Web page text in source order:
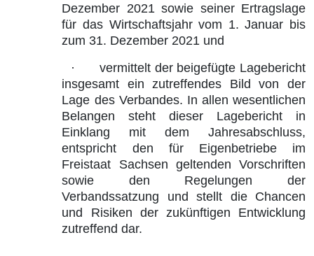
Dezember 2021 sowie seiner Ertragslage
für das Wirtschaftsjahr vom 1. Januar bis
zum 31. Dezember 2021 und
·
vermittelt der beigefügte Lagebericht
insgesamt ein zutreffendes Bild von der
Lage des Verbandes. In allen wesentlichen
Belangen steht dieser Lagebericht in
Einklang mit dem Jahresabschluss,
entspricht den für Eigenbetriebe im
Freistaat Sachsen geltenden Vorschriften
sowie den Regelungen der
Verbandssatzung und stellt die Chancen
und Risiken der zukünftigen Entwicklung
zutreffend dar.